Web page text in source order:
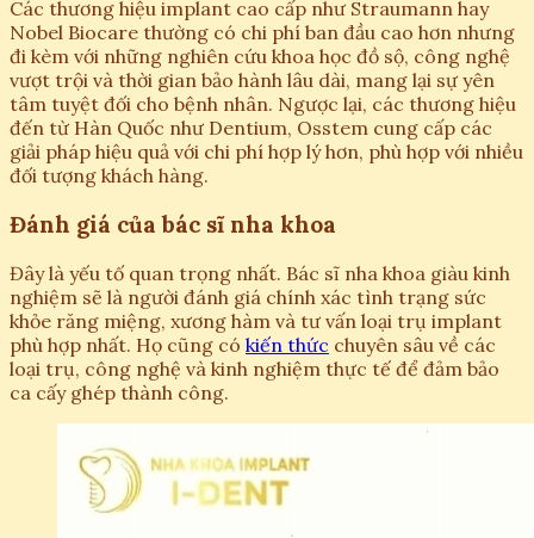
Các thương hiệu implant cao cấp như Straumann hay
Nobel Biocare thường có chi phí ban đầu cao hơn nhưng
đi kèm với những nghiên cứu khoa học đồ sộ, công nghệ
vượt trội và thời gian bảo hành lâu dài, mang lại sự yên
tâm tuyệt đối cho bệnh nhân. Ngược lại, các thương hiệu
đến từ Hàn Quốc như Dentium, Osstem cung cấp các
giải pháp hiệu quả với chi phí hợp lý hơn, phù hợp với nhiều
đối tượng khách hàng.
Đánh giá của bác sĩ nha khoa
Đây là yếu tố quan trọng nhất. Bác sĩ nha khoa giàu kinh
nghiệm sẽ là người đánh giá chính xác tình trạng sức
khỏe răng miệng, xương hàm và tư vấn loại trụ implant
phù hợp nhất. Họ cũng có kiến thức chuyên sâu về các
loại trụ, công nghệ và kinh nghiệm thực tế để đảm bảo
ca cấy ghép thành công.